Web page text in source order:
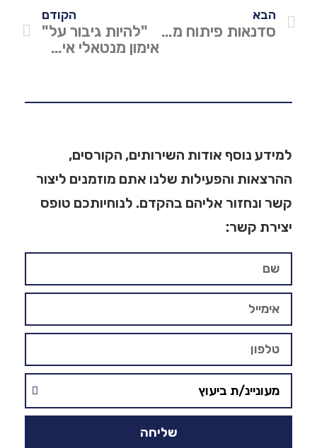
הבא
סדנאות פיתוח מנהלים
הקודם
"להיות גיבור על"
אימון מנטאלי אישי למנהלים
למידע נוסף אודות השירותים, הקורסים,
ההרצאות והפעילות שלנו אתם מוזמנים ליצור
קשר ונחזור אליהם בהקדם. לנוחיותכם טופס
יצירת קשר:
שליחה